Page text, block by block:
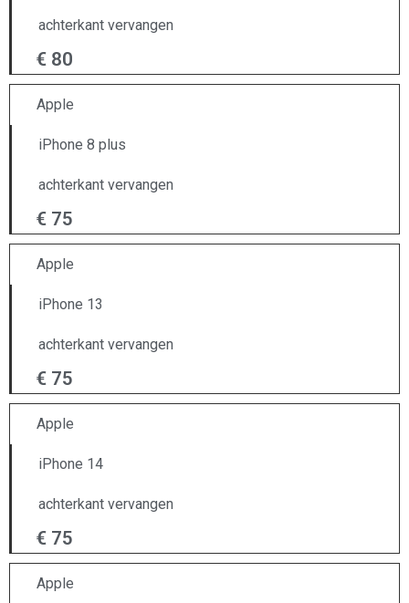
achterkant vervangen
€ 80
Apple
iPhone 8 plus
achterkant vervangen
€ 75
Apple
iPhone 13
achterkant vervangen
€ 75
Apple
iPhone 14
achterkant vervangen
€ 75
Apple